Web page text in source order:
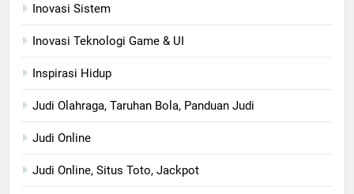
Inovasi Sistem
Inovasi Teknologi Game & UI
Inspirasi Hidup
Judi Olahraga, Taruhan Bola, Panduan Judi
Judi Online
Judi Online, Situs Toto, Jackpot